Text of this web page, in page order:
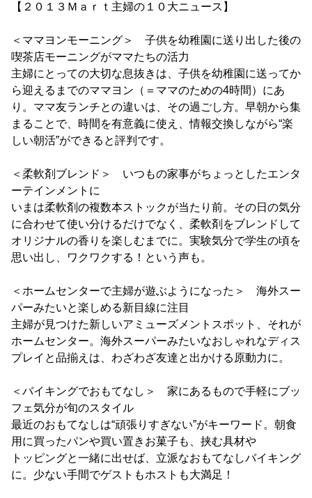
【２０１３Ｍａｒｔ主婦の１０大ニュース】
＜ママヨンモーニング＞ 子供を幼稚園に送り出した後の
喫茶店モーニングがママたちの活力
主婦にとっての大切な息抜きは、子供を幼稚園に送ってか
ら迎えるまでのママヨン（＝ママのための4時間）にあ
り。ママ友ランチとの違いは、その過ごし方。早朝から集
まることで、時間を有意義に使え、情報交換しながら“楽
しい朝活”ができると評判です。
＜柔軟剤ブレンド＞ いつもの家事がちょっとしたエンタ
ーテインメントに
いまは柔軟剤の複数本ストックが当たり前。その日の気分
に合わせて使い分けるだけでなく、柔軟剤をブレンドして
オリジナルの香りを楽しむまでに。実験気分で学生の頃を
思い出し、ワクワクする！という声も。
＜ホームセンターで主婦が遊ぶようになった＞ 海外スー
パーみたいと楽しめる新目線に注目
主婦が見つけた新しいアミューズメントスポット、それが
ホームセンター。海外スーパーみたいなおしゃれなディス
プレイと品揃えは、わざわざ友達と出かける原動力に。
＜バイキングでおもてなし＞ 家にあるもので手軽にブッ
フェ気分が旬のスタイル
最近のおもてなしは“頑張りすぎない”がキーワード。朝食
用に買ったパンや買い置きお菓子も、挟む具材や
トッピングと一緒に出せば、立派なおもてなしバイキング
に。少ない手間でゲストもホストも大満足！